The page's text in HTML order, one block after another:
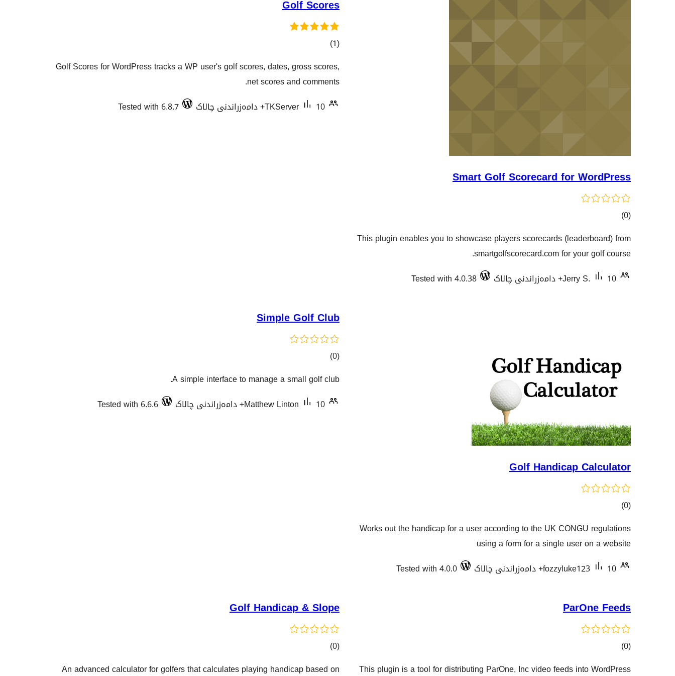
Smart Golf Scorecard for WordPress
(0 کۆی
هەڵسەنگاندنەکان
)
This plugin enables you to showcase players scorecards (leaderboard) from
smartgolfscorecard.com for your golf course.
Jerry S.
10+ دامەزراندنی چالاک Tested with 4.0.38
Golf Scores
(1 کۆی
هەڵسەنگاندنەکان
)
Golf Scores for WordPress tracks a WP user's golf scores, dates, gross scores,
net scores and comments.
TKServer
10+ دامەزراندنی چالاک Tested with 6.8.7
Golf Handicap Calculator
(0 کۆی
هەڵسەنگاندنەکان
)
Works out the handicap for a user according to the UK CONGU regulations
using a form for a single user on a website
fozzyluke123
10+ دامەزراندنی چالاک Tested with 4.0.0
Simple Golf Club
(0 کۆی
هەڵسەنگاندنەکان
)
A simple interface to manage a small golf club.
Matthew Linton
10+ دامەزراندنی چالاک Tested with 6.6.6
ParOne Feeds
(0 کۆی
)
This plugin is a tool for distributing ParOne, Inc video feeds into WordPress
Golf Handicap & Slope
(0 کۆی
)
An advanced calculator for golfers that calculates playing handicap based on